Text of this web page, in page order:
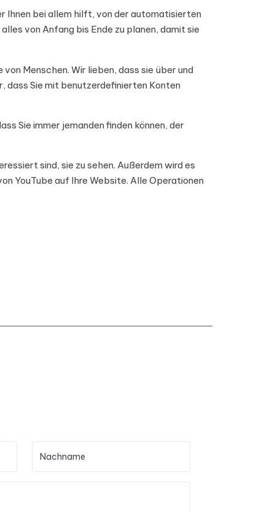
Ihnen bei allem hilft, von der automatisierten
von Anfang bis Ende zu planen, damit sie
Menschen. Wir lieben, dass sie über und
dass Sie mit benutzerdefinierten Konten
Sie immer jemanden finden können, der
sind, sie zu sehen. Außerdem wird es
YouTube auf Ihre Website. Alle Operationen